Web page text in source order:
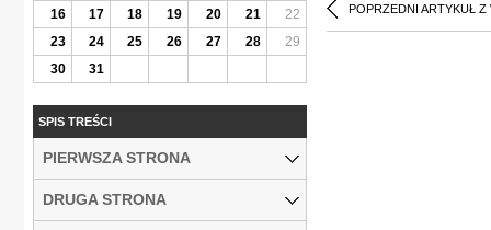
POPRZEDNI ARTYKUŁ Z
16
17 18 19 20 21
22
23
24 25 26 27 28
29
30
31
SPIS TREŚCI
PIERWSZA STRONA
DRUGA STRONA